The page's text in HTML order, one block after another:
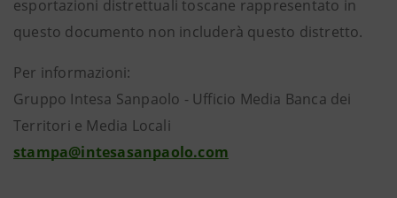
esportazioni distrettuali toscane rappresentato in
questo documento non includerà questo distretto.
Per informazioni:
Gruppo Intesa Sanpaolo - Ufficio Media Banca dei
Territori e Media Locali
stampa@intesasanpaolo.com